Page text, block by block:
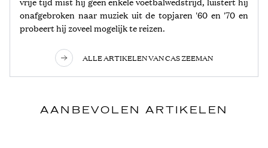
onafgebroken naar muziek uit de topjaren '60 en '70 en
probeert hij zoveel mogelijk te reizen.
ALLE ARTIKELEN VAN CAS ZEEMAN
AANBEVOLEN ARTIKELEN